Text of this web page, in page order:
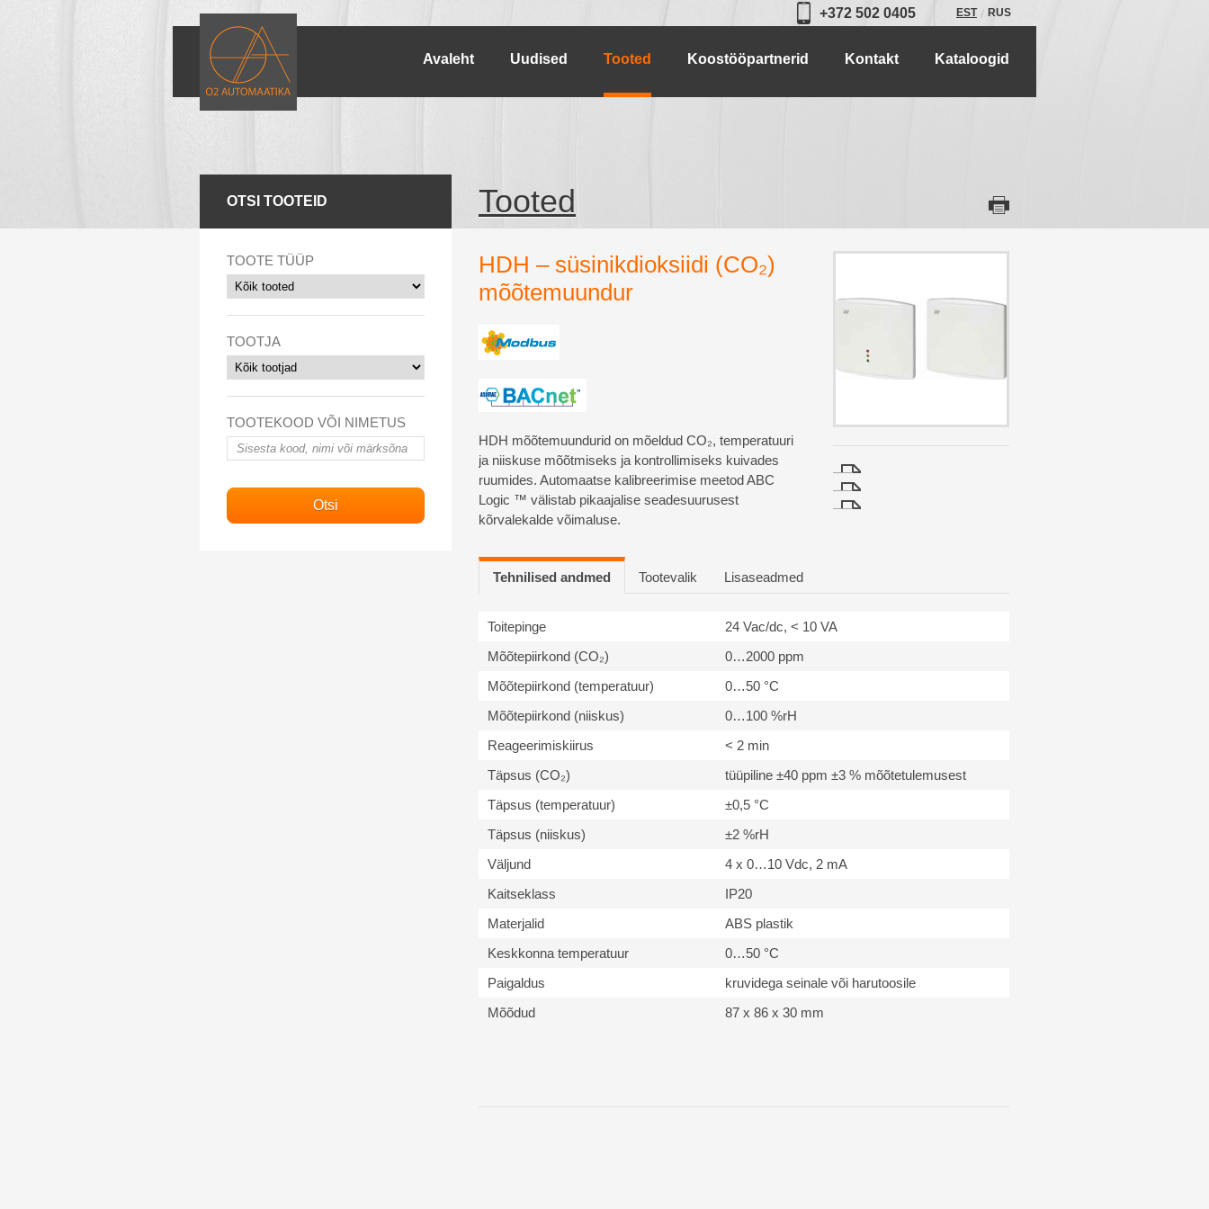
+372 502 0405 EST RUS
Avaleht Uudised Tooted Koostööpartnerid Kontakt Kataloogid
OTSI TOOTEID
TOOTE TÜÜP
TOOTJA
TOOTEKOOD VÕI NIMETUS
Tooted
HDH – süsinikdioksiidi (CO₂)
mõõtemuundur
HDH mõõtemuundurid on mõeldud CO₂, temperatuuri
ja niiskuse mõõtmiseks ja kontrollimiseks kuivades
ruumides. Automaatse kalibreerimise meetod ABC
Logic ™ välistab pikaajalise seadesuurusest
kõrvalekalde võimaluse.
Tehnilised andmed Tootevalik Lisaseadmed
Toitepinge
24 Vac/dc, < 10 VA
Mõõtepiirkond (CO₂)
0…2000 ppm
Mõõtepiirkond (temperatuur)
0…50 °C
Mõõtepiirkond (niiskus)
0…100 %rH
Reageerimiskiirus
< 2 min
Täpsus (CO₂)
tüüpiline ±40 ppm ±3 % mõõtetulemusest
Täpsus (temperatuur)
±0,5 °C
Täpsus (niiskus)
±2 %rH
Väljund
4 x 0…10 Vdc, 2 mA
Kaitseklass
IP20
Materjalid
ABS plastik
Keskkonna temperatuur
0…50 °C
Paigaldus
kruvidega seinale või harutoosile
Mõõdud
87 x 86 x 30 mm